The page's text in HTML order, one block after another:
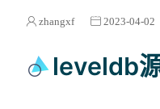
zhangxf 2023-04-02
leveldb